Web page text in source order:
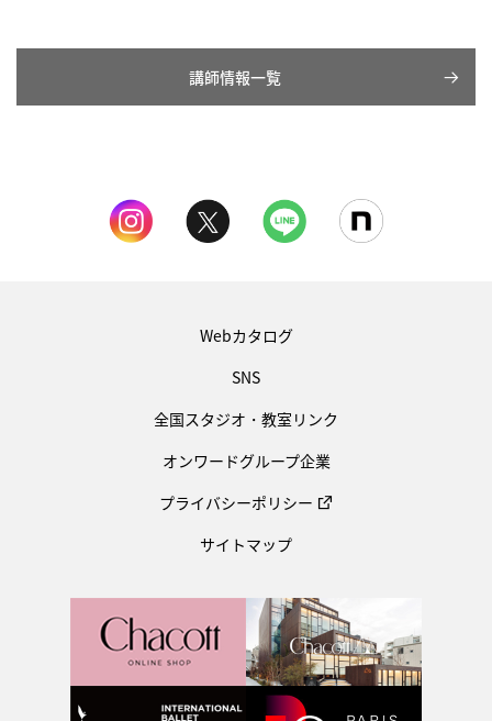
講師情報一覧
Webカタログ
SNS
全国スタジオ・教室リンク
オンワードグループ企業
プライバシーポリシー
サイトマップ